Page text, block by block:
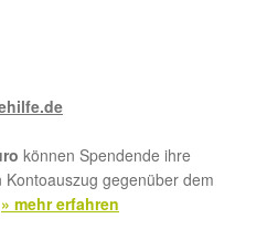
können Spendende ihre
gegenüber dem
» mehr erfahren